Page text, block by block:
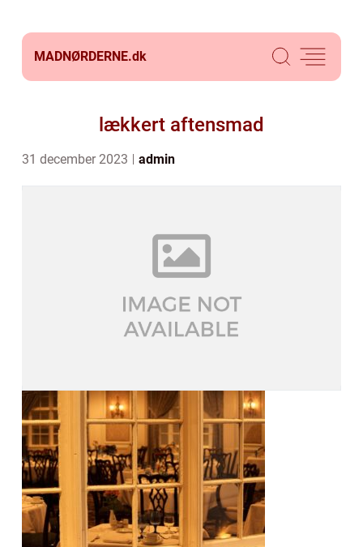
MADNØRDERNE.dk
lækkert aftensmad
31 december 2023 admin